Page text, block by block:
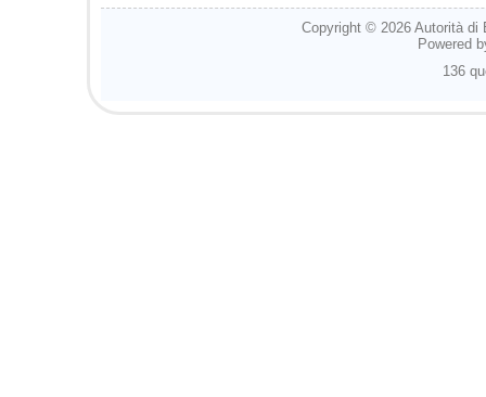
Copyright © 2026 Autorità di
Powered
136